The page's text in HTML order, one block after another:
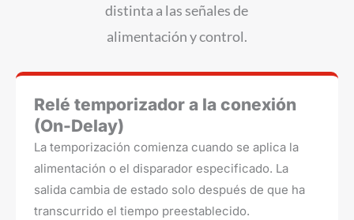
distinta a las señales de
alimentación y control.
Relé temporizador a la conexión
(On-Delay)
La temporización comienza cuando se aplica la
alimentación o el disparador especificado. La
salida cambia de estado solo después de que ha
transcurrido el tiempo preestablecido.